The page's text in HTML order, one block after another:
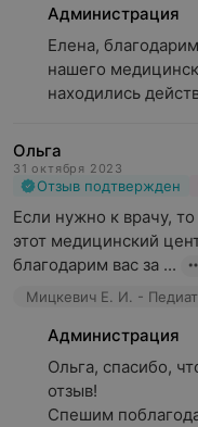
Администрация
Елена,
нашего
находились
Ольга
31 октября 2023
Отзыв подтвержден
Если нужно к врачу,
этот медицинский
благодарим вас за ...
Мицкевич Е. И. -
Администрация
Ольга, спасибо,
отзыв!
Спешим